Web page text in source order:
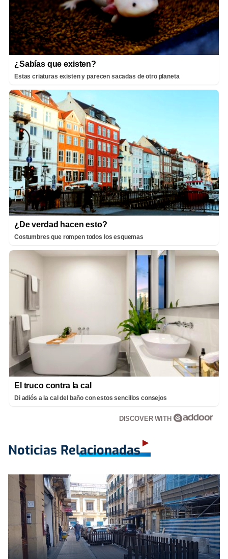
¿Sabías que existen?
Estas criaturas existen y parecen sacadas de otro planeta
¿De verdad hacen esto?
Costumbres que rompen todos los esquemas
El truco contra la cal
Di adiós a la cal del baño con estos sencillos consejos
DISCOVER WITH
Noticias Relacionadas